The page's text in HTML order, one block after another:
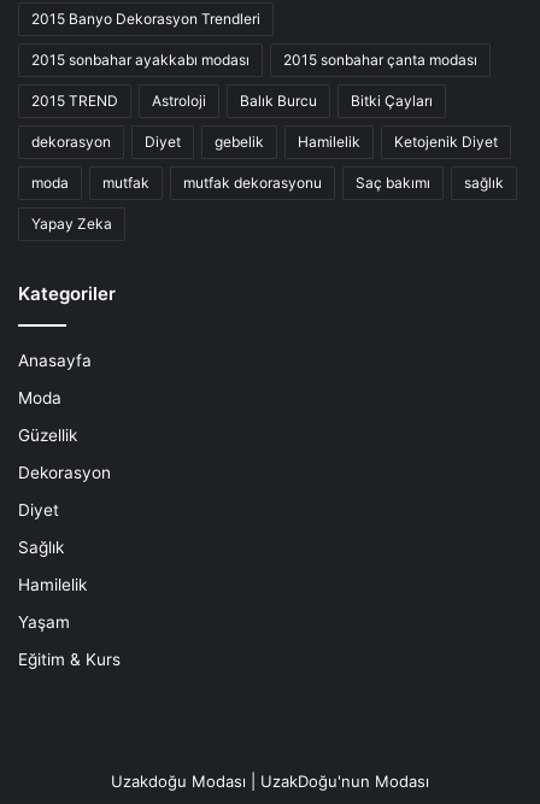
2015 Banyo Dekorasyon Trendleri
2015 sonbahar ayakkabı modası 2015 sonbahar çanta modası
2015 TREND Astroloji Balık Burcu Bitki Çayları
dekorasyon Diyet gebelik Hamilelik Ketojenik Diyet
moda mutfak mutfak dekorasyonu Saç bakımı sağlık
Yapay Zeka
Kategoriler
Anasayfa
Moda
Güzellik
Dekorasyon
Diyet
Sağlık
Hamilelik
Yaşam
Eğitim & Kurs
Uzakdoğu Modası | UzakDoğu'nun Modası